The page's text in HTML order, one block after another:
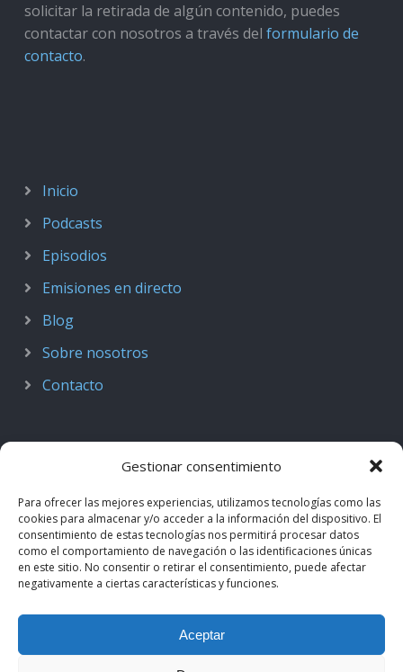
Gestionar consentimiento
Para ofrecer las mejores experiencias, utilizamos tecnologías como las
cookies para almacenar y/o acceder a la información del dispositivo. El
consentimiento de estas tecnologías nos permitirá procesar datos
como el comportamiento de navegación o las identificaciones únicas
en este sitio. No consentir o retirar el consentimiento, puede afectar
negativamente a ciertas características y funciones.
Aceptar
solicitar la retirada de algún contenido, puedes
contactar con nosotros a través del formulario de
contacto.
Inicio
Podcasts
Episodios
Emisiones en directo
Blog
Sobre nosotros
Contacto
Podcast de Medicina · by casiMedicos
Radio casiMedicos
. Los contenidos pertenecen a sus